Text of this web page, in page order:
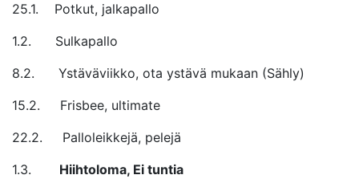
25.1. Potkut, jalkapallo
1.2. Sulkapallo
8.2. Ystäväviikko, ota ystävä mukaan (Sähly)
15.2. Frisbee, ultimate
22.2. Palloleikkejä, pelejä
1.3. Hiihtoloma, Ei tuntia